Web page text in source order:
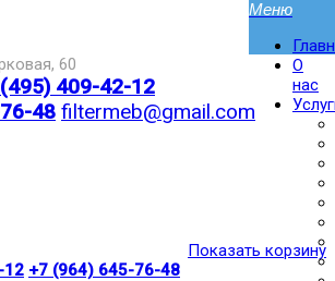
60
409-42-12
48 filtermeb@gmail.com
Показать корзину
12 +7 (964) 645-76-48
О
нас